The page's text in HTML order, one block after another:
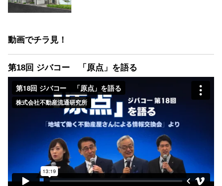
動画でチラ見！
第18回 ジバコー 「原点」を語る